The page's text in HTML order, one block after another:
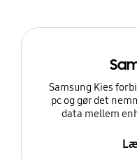
Samsung Kies
pc og gør det
data mellem